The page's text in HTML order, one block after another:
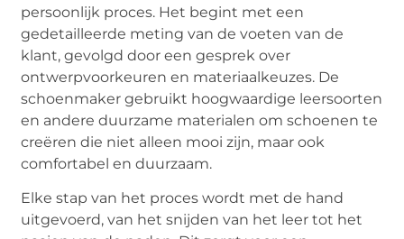
persoonlijk proces. Het begint met een
gedetailleerde meting van de voeten van de
klant, gevolgd door een gesprek over
ontwerpvoorkeuren en materiaalkeuzes. De
schoenmaker gebruikt hoogwaardige leersoorten
en andere duurzame materialen om schoenen te
creëren die niet alleen mooi zijn, maar ook
comfortabel en duurzaam.
Elke stap van het proces wordt met de hand
uitgevoerd, van het snijden van het leer tot het